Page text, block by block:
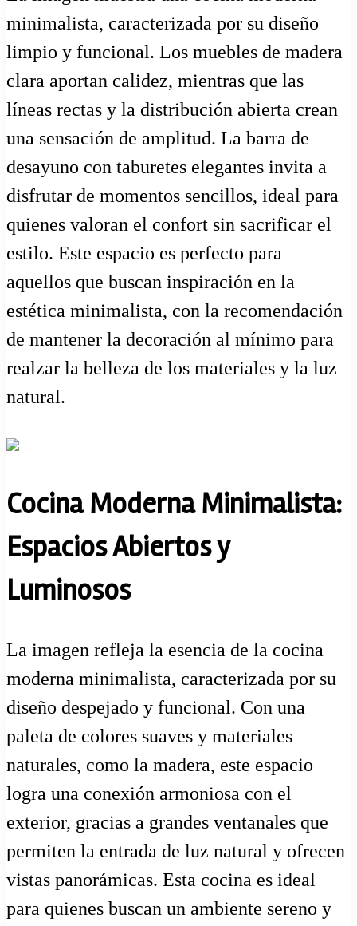
minimalista, caracterizada por su diseño
limpio y funcional. Los muebles de madera
clara aportan calidez, mientras que las
líneas rectas y la distribución abierta crean
una sensación de amplitud. La barra de
desayuno con taburetes elegantes invita a
disfrutar de momentos sencillos, ideal para
quienes valoran el confort sin sacrificar el
estilo. Este espacio es perfecto para
aquellos que buscan inspiración en la
estética minimalista, con la recomendación
de mantener la decoración al mínimo para
realzar la belleza de los materiales y la luz
natural.
Cocina Moderna Minimalista:
Espacios Abiertos y
Luminosos
La imagen refleja la esencia de la cocina
moderna minimalista, caracterizada por su
diseño despejado y funcional. Con una
paleta de colores suaves y materiales
naturales, como la madera, este espacio
logra una conexión armoniosa con el
exterior, gracias a grandes ventanales que
permiten la entrada de luz natural y ofrecen
vistas panorámicas. Esta cocina es ideal
para quienes buscan un ambiente sereno y